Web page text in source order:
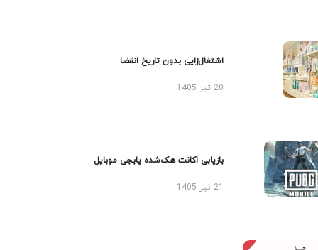
اشتغال‌زایی بدون تاریخ انقضا
20 تیر 1405
بازیابی اکانت هک‌شده پابجی موبایل